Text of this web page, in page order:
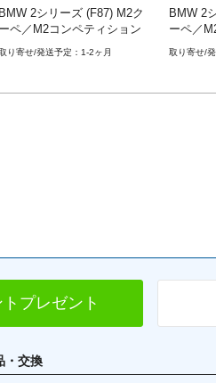
12VIVID "BM-0164", Option: Silv
er Alloy
2シリーズ (F87) M2クーペ
BMW 2シリーズ (F87) M2ク
ーペ／M2コンペティション
1-2ヶ月
12VIVID
alth Black
BMW 2シ
BMW 2
ーペ／
プレゼント
・交換